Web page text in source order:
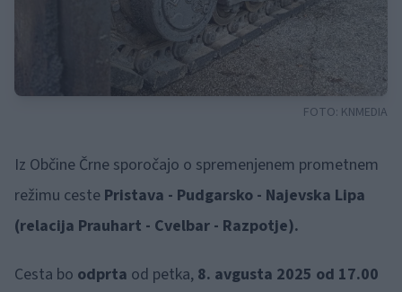
FOTO: KNMEDIA
Iz Občine Črne sporočajo o spremenjenem prometnem
režimu ceste Pristava - Pudgarsko - Najevska Lipa
(relacija Prauhart - Cvelbar - Razpotje).
Cesta bo odprta od petka, 8. avgusta 2025 od 17.00